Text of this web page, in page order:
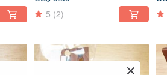
5 (2)